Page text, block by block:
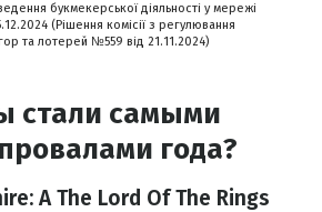
букмекерської діяльності у мережі
(Рішення комісії з регулювання
та лотерей №559 від 21.11.2024)
стали самыми
года?
A The Lord Of The Rings